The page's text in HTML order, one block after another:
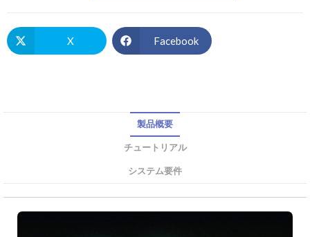
X Facebook
製品概要
チュートリアル
システム要件